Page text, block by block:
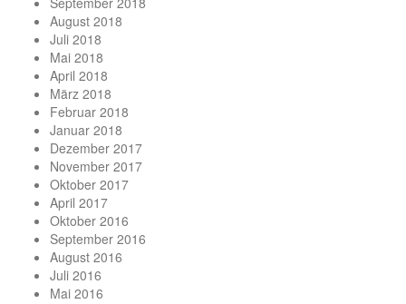
August 2018
Juli 2018
Mai 2018
April 2018
März 2018
Februar 2018
Januar 2018
Dezember 2017
November 2017
Oktober 2017
April 2017
Oktober 2016
September 2016
August 2016
Juli 2016
Mai 2016